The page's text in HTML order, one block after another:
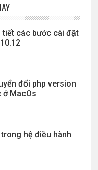
tiết các bước cài đặt
đổi php version
MacOs
hệ điều hành